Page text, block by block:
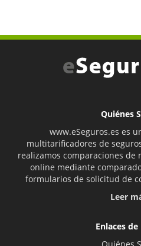
Quiénes
www.eSeguros.es es
multitarificadores de
realizamos comparaciones de
online mediante
formularios de solicitud de
Leer
Enlaces